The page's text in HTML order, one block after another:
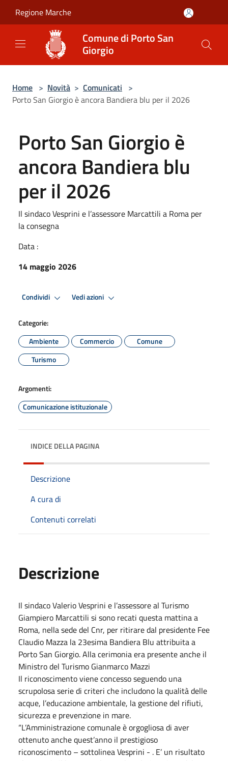
Regione Marche
Comune di Porto San
Giorgio
Home > Novità > Comunicati >
Porto San Giorgio è ancora Bandiera blu per il 2026
Porto San Giorgio è
ancora Bandiera blu
per il 2026
Il sindaco Vesprini e l’assessore Marcattili a Roma per
la consegna
Data :
14 maggio 2026
Condividi Vedi azioni
Categorie:
Ambiente
Commercio
Comune
Turismo
Argomenti:
Comunicazione istituzionale
INDICE DELLA PAGINA
Descrizione
A cura di
Contenuti correlati
Descrizione
Il sindaco Valerio Vesprini e l’assessore al Turismo
Giampiero Marcattili si sono recati questa mattina a
Roma, nella sede del Cnr, per ritirare dal presidente Fee
Claudio Mazza la 23esima Bandiera Blu attribuita a
Porto San Giorgio. Alla cerimonia era presente anche il
Ministro del Turismo Gianmarco Mazzi
Il riconoscimento viene concesso seguendo una
scrupolosa serie di criteri che includono la qualità delle
acque, l’educazione ambientale, la gestione del rifiuti,
sicurezza e prevenzione in mare.
“L’Amministrazione comunale è orgogliosa di aver
ottenuto anche quest’anno il prestigioso
riconoscimento – sottolinea Vesprini - . E’ un risultato